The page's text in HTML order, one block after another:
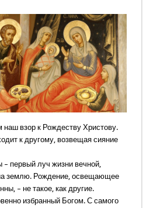
взор к Рождеству Христову.
к другому, возвещая сияние
первый луч жизни вечной,
землю. Рождение, освещающее
– не такое, как другие.
избранный Богом. С самого